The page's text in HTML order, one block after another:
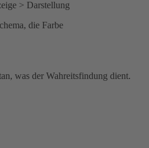
> Darstellung
die Farbe
was der Wahreitsfindung dient.